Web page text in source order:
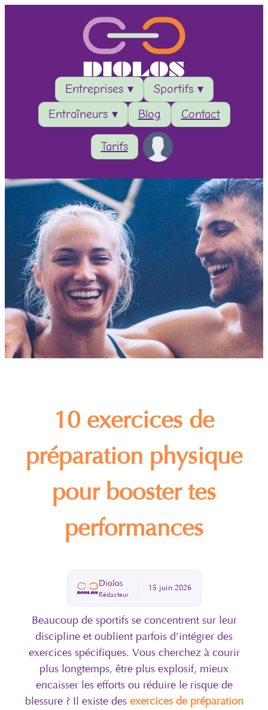
Entreprises ▾
Sportifs ▾
Entraîneurs ▾
Blog Contact
Tarifs
10 exercices de
préparation physique
pour booster tes
performances
Diolos
Rédacteur
15 juin 2026
Beaucoup de sportifs se concentrent sur leur
discipline et oublient parfois d’intégrer des
exercices spécifiques. Vous cherchez à courir
plus longtemps, être plus explosif, mieux
encaisser les efforts ou réduire le risque de
blessure ? Il existe des exercices de préparation